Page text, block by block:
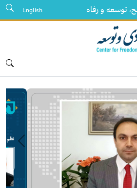
English توسعه و رفاه
بعدی